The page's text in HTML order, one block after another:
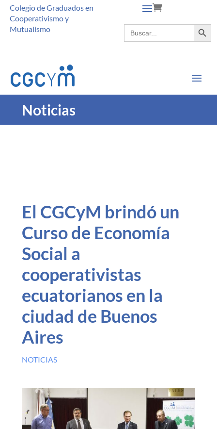
Colegio de Graduados en
Cooperativismo y
Mutualismo
Buscar: Botón de
Noticias
El CGCyM brindó un
Curso de Economía
Social a
cooperativistas
ecuatorianos en la
ciudad de Buenos
Aires
NOTICIAS